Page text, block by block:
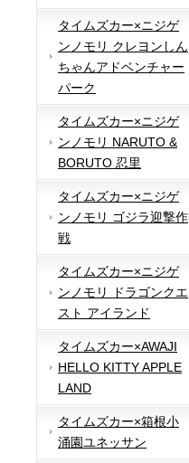
タイムズカー×ニジゲ
ンノモリ クレヨンしん
ちゃんアドベンチャー
パーク
タイムズカー×ニジゲ
ンノモリ NARUTO &
BORUTO 忍里
タイムズカー×ニジゲ
ンノモリ ゴジラ迎撃作
戦
タイムズカー×ニジゲ
ンノモリ ドラゴンクエ
スト アイランド
タイムズカー×AWAJI
HELLO KITTY APPLE
LAND
タイムズカー×箱根小
涌園ユネッサン